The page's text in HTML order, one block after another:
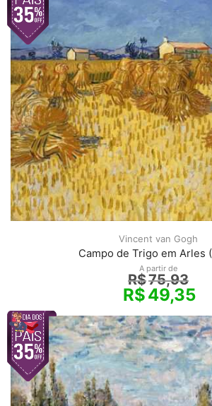
Vincent van Gogh
Campo de Trigo em Arles
A partir de
R$75,93
R$49,35